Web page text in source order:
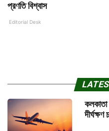
প্রণতি বিশ্বাস
Editorial Desk
কলকাতা